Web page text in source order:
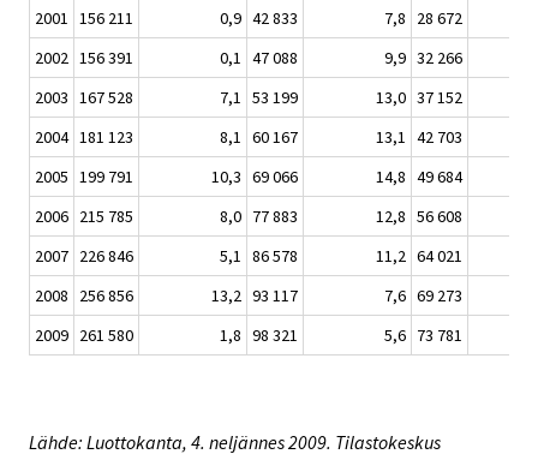
2001 156 211 0,9 42 833 7,8
28 672
2002 156 391 0,1 47 088 9,9 32 266
2003 167 528 7,1 53 199 13,0 37 152
2004 181 123 8,1 60 167 13,1 42 703
2005 199 791 10,3 69 066 14,8 49 684
2006 215 785 8,0 77 883 12,8 56 608
2007 226 846 5,1 86 578 11,2 64 021
2008
256 856 13,2 93 117 7,6 69 273
2009 261 580 1,8 98 321 5,6 73 781
Lähde: Luottokanta, 4. neljännes 2009. Tilastokeskus